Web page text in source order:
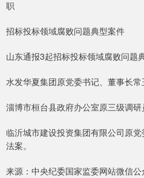
职
招标投标领域腐败问题典型案件
山东通报3起招标投标领域腐败问题
水发华夏集团原党委书记、董事长常
淄博市桓台县政府办公室原三级调研
临沂城市建设投资集团有限公司原
法案。
来源：中央纪委国家监委网站微信公